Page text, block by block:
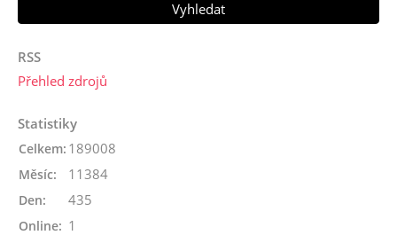
RSS
Přehled zdrojů
Statistiky
Online: 1
Celkem: 189008
Měsíc: 11384
Den: 435